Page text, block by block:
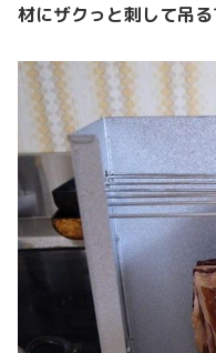
材にザクっと刺して吊る